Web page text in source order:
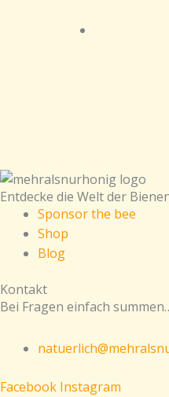
Entdecke die Welt der
Sponsor the bee
Shop
Blog
Kontakt
Bei Fragen einfach
Facebook Instagram